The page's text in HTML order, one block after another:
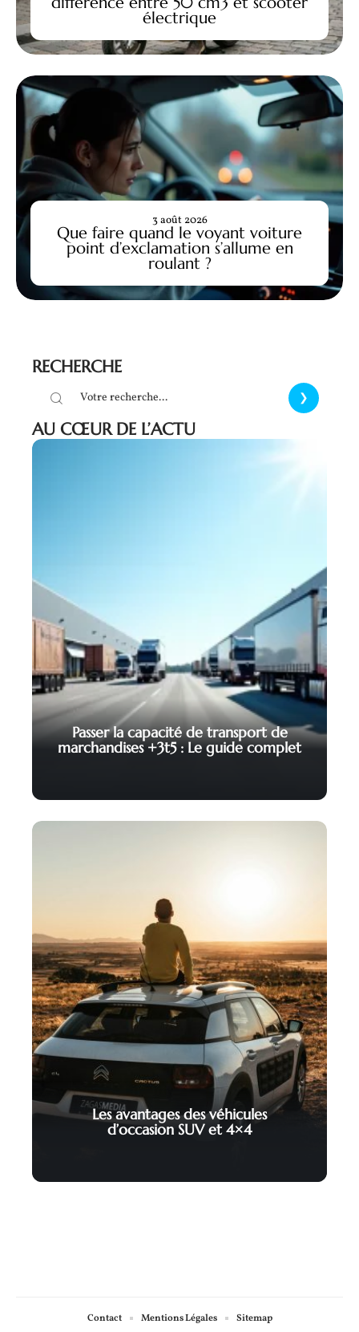
électrique
Que faire quand le voyant voiture
point d’exclamation s’allume en
roulant ?
3 août 2026
RECHERCHE
AU CŒUR DE L’ACTU
Passer la capacité de transport de
marchandises +3t5 : Le guide complet
Les avantages des véhicules
d’occasion SUV et 4×4
Contact Mentions Légales Sitemap